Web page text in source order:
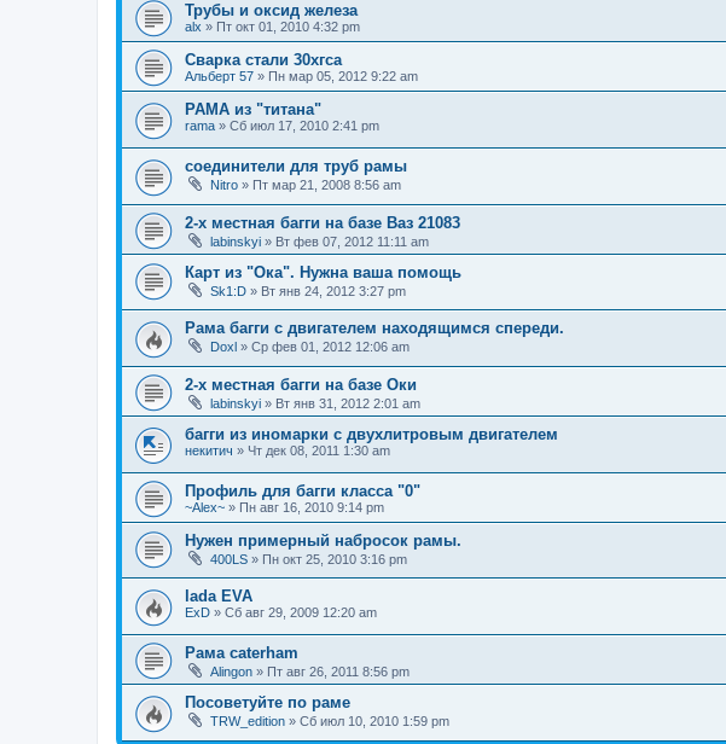
Трубы и оксид железа
alx » Пт окт 01, 2010 4:32 pm
Сварка стали 30хгса
Альберт 57 » Пн мар 05, 2012 9:22 am
РАМА из "титана"
rama » Сб июл 17, 2010 2:41 pm
соединители для труб рамы
Nitro » Пт мар 21, 2008 8:56 am
2-х местная багги на базе Ваз 21083
labinskyi » Вт фев 07, 2012 11:11 am
Карт из "Ока". Нужна ваша помощь
Sk1:D » Вт янв 24, 2012 3:27 pm
Рама багги с двигателем находящимся спереди.
Doxl » Ср фев 01, 2012 12:06 am
2-х местная багги на базе Оки
labinskyi » Вт янв 31, 2012 2:01 am
багги из иномарки с двухлитровым двигателем
некитич » Чт дек 08, 2011 1:30 am
Профиль для багги класса "0"
~Alex~ » Пн авг 16, 2010 9:14 pm
Нужен примерный набросок рамы.
400LS » Пн окт 25, 2010 3:16 pm
lada EVA
ExD » Сб авг 29, 2009 12:20 am
Рама caterham
Alingon » Пт авг 26, 2011 8:56 pm
Посоветуйте по раме
TRW_edition » Сб июл 10, 2010 1:59 pm